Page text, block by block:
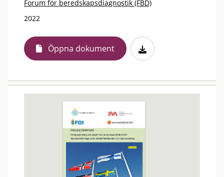
Forum för beredskapsdiagnostik (FBD)
2022
Öppna dokument